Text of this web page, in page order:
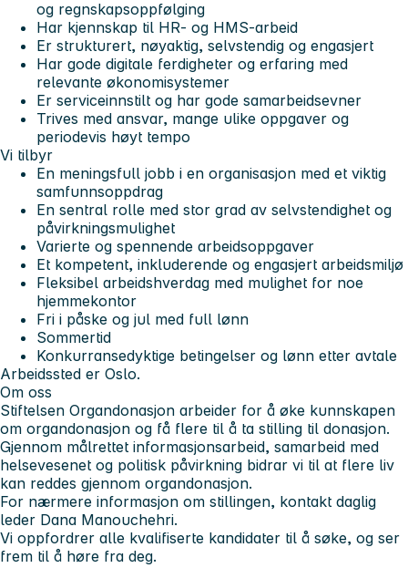
og regnskapsoppfølging
Har kjennskap til HR- og HMS-arbeid
Er strukturert, nøyaktig, selvstendig og engasjert
Har gode digitale ferdigheter og erfaring med
relevante økonomisystemer
Er serviceinnstilt og har gode samarbeidsevner
Trives med ansvar, mange ulike oppgaver og
periodevis høyt tempo
Vi tilbyr
En meningsfull jobb i en organisasjon med et viktig
samfunnsoppdrag
En sentral rolle med stor grad av selvstendighet og
påvirkningsmulighet
Varierte og spennende arbeidsoppgaver
Et kompetent, inkluderende og engasjert arbeidsmiljø
Fleksibel arbeidshverdag med mulighet for noe
hjemmekontor
Fri i påske og jul med full lønn
Sommertid
Konkurransedyktige betingelser og lønn etter avtale
Arbeidssted er Oslo.
Om oss
Stiftelsen Organdonasjon arbeider for å øke kunnskapen
om organdonasjon og få flere til å ta stilling til donasjon.
Gjennom målrettet informasjonsarbeid, samarbeid med
helsevesenet og politisk påvirkning bidrar vi til at flere liv
kan reddes gjennom organdonasjon.
For nærmere informasjon om stillingen, kontakt daglig
leder Dana Manouchehri.
Vi oppfordrer alle kvalifiserte kandidater til å søke, og ser
frem til å høre fra deg.